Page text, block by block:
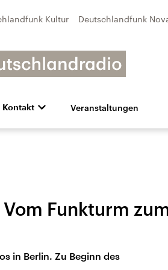
Kultur Deutschlandfunk
Kontakt Veranstaltungen
Vom Funkturm
in Berlin. Zu Beginn des